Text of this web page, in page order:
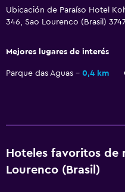
Ubicación de Paraíso Hotel
346, Sao Lourenco (Brasil)
Mejores lugares de interés
Parque das Aguas 0,4 km
Hoteles favoritos de
Lourenco (Brasil)